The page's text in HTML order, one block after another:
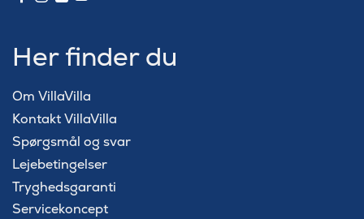
Her finder du
Om VillaVilla
Kontakt VillaVilla
Spørgsmål og svar
Lejebetingelser
Tryghedsgaranti
Servicekoncept